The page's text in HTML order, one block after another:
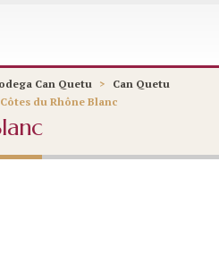
Can Quetu >
Can Quetu
Côtes du Rhône Blanc